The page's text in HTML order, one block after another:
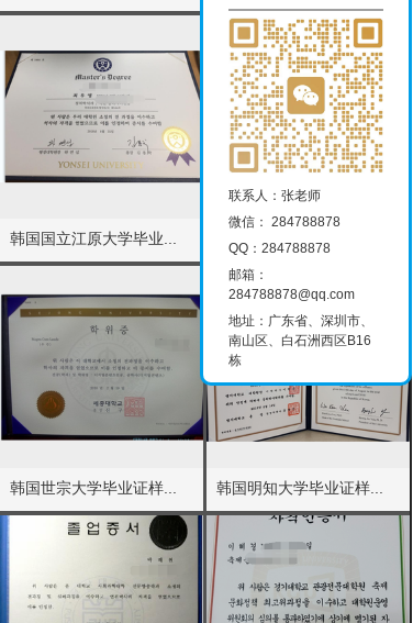
韩国国立江原大学毕业...
韩国世宗大学毕业证样... 韩国明知大学毕业证样...
联系人：张老师
微信： 284788878
QQ：284788878
邮箱：
284788878@qq.com
地址：广东省、深圳市、
南山区、白石洲西区B16
栋